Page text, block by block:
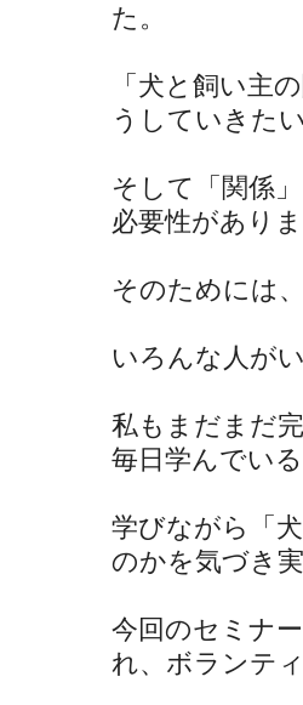
た。
「犬と飼い主
うしていきた
そして「関係
必要性があり
そのためには
いろんな人が
私もまだまだ
毎日学んでい
学びながら「
のかを気づき
今回のセミナ
れ、ボランテ